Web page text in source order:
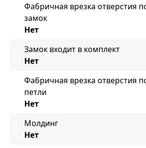
Фабричная врезка отверстия
замок
Нет
Замок входит в комплект
Нет
Фабричная врезка отверстия
петли
Нет
Молдинг
Нет